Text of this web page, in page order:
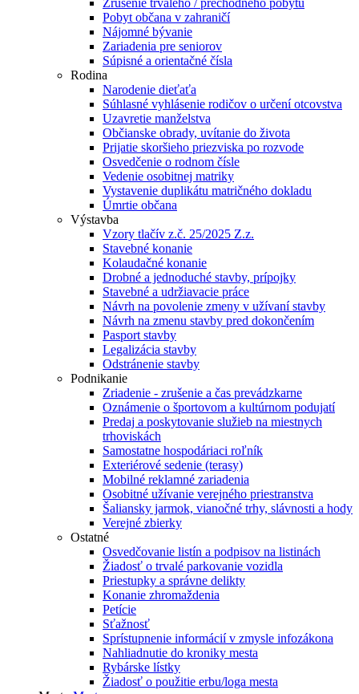
Zrušenie trvalého / prechodného pobytu
Pobyt občana v zahraničí
Nájomné bývanie
Zariadenia pre seniorov
Súpisné a orientačné čísla
Rodina
Narodenie dieťaťa
Súhlasné vyhlásenie rodičov o určení otcovstva
Uzavretie manželstva
Občianske obrady, uvítanie do života
Prijatie skoršieho priezviska po rozvode
Osvedčenie o rodnom čísle
Vedenie osobitnej matriky
Vystavenie duplikátu matričného dokladu
Úmrtie občana
Výstavba
Vzory tlačív z.č. 25/2025 Z.z.
Stavebné konanie
Kolaudačné konanie
Drobné a jednoduché stavby, prípojky
Stavebné a udržiavacie práce
Návrh na povolenie zmeny v užívaní stavby
Návrh na zmenu stavby pred dokončením
Pasport stavby
Legalizácia stavby
Odstránenie stavby
Podnikanie
Zriadenie - zrušenie a čas prevádzkarne
Oznámenie o športovom a kultúrnom podujatí
Predaj a poskytovanie služieb na miestnych
trhoviskách
Samostatne hospodáriaci roľník
Exteriérové sedenie (terasy)
Mobilné reklamné zariadenia
Osobitné užívanie verejného priestranstva
Šaliansky jarmok, vianočné trhy, slávnosti a hody
Verejné zbierky
Ostatné
Osvedčovanie listín a podpisov na listinách
Žiadosť o trvalé parkovanie vozidla
Priestupky a správne delikty
Konanie zhromaždenia
Petície
Sťažnosť
Sprístupnenie informácií v zmysle infozákona
Nahliadnutie do kroniky mesta
Rybárske lístky
Žiadosť o použitie erbu/loga mesta